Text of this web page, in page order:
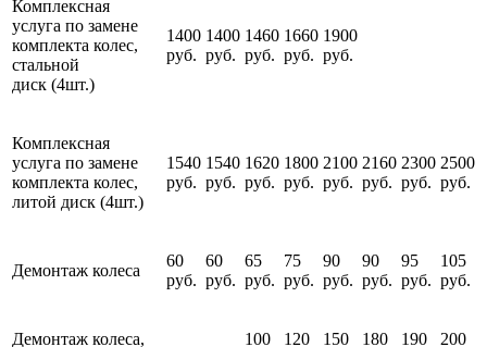
Комплексная
услуга по замене
комплекта колес,
стальной
диск (4шт.)
1400
руб.
1400
руб.
1460
руб.
1660
руб.
1900
руб.
Комплексная
услуга по замене
комплекта колес,
литой диск (4шт.)
1540
руб.
1540
руб.
1620
руб.
1800
руб.
2100
руб.
2160
руб.
2300
руб.
2500
руб.
Демонтаж колеса
60
руб.
60
руб.
65
руб.
75
руб.
90
руб.
90
руб.
95
руб.
105
руб.
Демонтаж колеса,
100
120
150
180
190
200